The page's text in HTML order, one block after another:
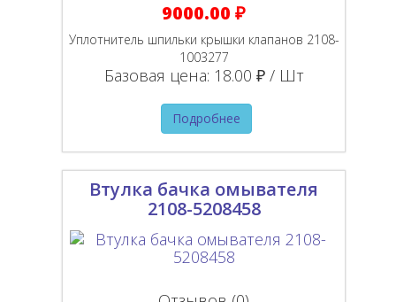
9000.00 ₽
Уплотнитель шпильки крышки клапанов 2108-
1003277
Базовая цена: 18.00 ₽ / Шт
Подробнее
Втулка бачка омывателя
2108-5208458